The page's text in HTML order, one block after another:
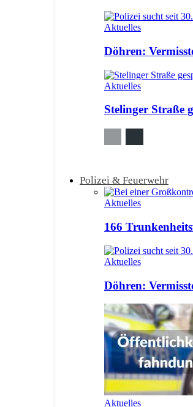
Aktuelles
Döhren:
Aktuelles
Stelinger Straße
Polizei & Feuerwehr
Aktuelles
166
Aktuelles
Döhren:
Aktuelles